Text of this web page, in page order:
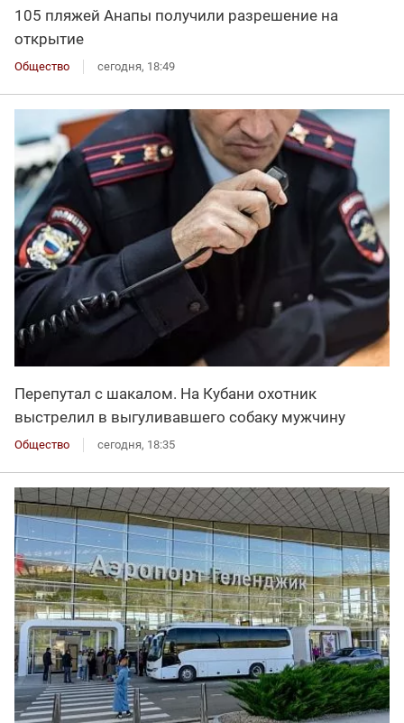
105 пляжей Анапы получили разрешение на
открытие
Общество сегодня, 18:49
Перепутал с шакалом. На Кубани охотник
выстрелил в выгуливавшего собаку мужчину
Общество сегодня, 18:35